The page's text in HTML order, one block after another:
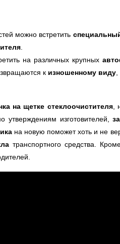
можно встретить
.
на различных крупных
к изношенному виду,
на щетке стеклоочистителя,
утверждениям изготовителей,
на новую поможет хоть и не
транспортного средства.